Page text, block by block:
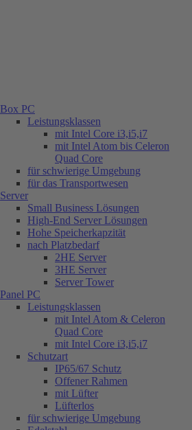
Box PC
Leistungsklassen
mit Intel Core i3,i5,i7
mit Intel Atom bis Celeron
Quad Core
für schwierige Umgebung
für das Transportwesen
Server
Small Business Lösungen
High-End Server Lösungen
Hohe Speicherkapzität
nach Platzbedarf
2HE Server
3HE Server
Server Tower
Panel PC
Leistungsklassen
mit Intel Atom & Celeron
Quad Core
mit Intel Core i3,i5,i7
Schutzart
IP65/67 Schutz
Offener Rahmen
mit Lüfter
Lüfterlos
für schwierige Umgebung